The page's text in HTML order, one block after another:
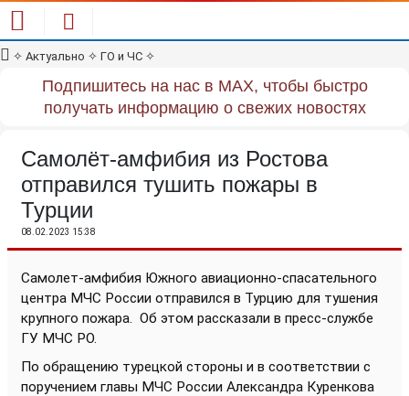
✧ Актуально ✧ ГО и ЧС ✧
Подпишитесь на нас в MAX, чтобы быстро
получать информацию о свежих новостях
Самолёт-амфибия из Ростова
отправился тушить пожары в
Турции
08.02.2023 15:38
Самолет-амфибия Южного авиационно-спасательного
центра МЧС России отправился в Турцию для тушения
крупного пожара. Об этом рассказали в пресс-службе
ГУ МЧС РО.
По обращению турецкой стороны и в соответствии с
поручением главы МЧС России Александра Куренкова